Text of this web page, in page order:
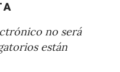
no será
están